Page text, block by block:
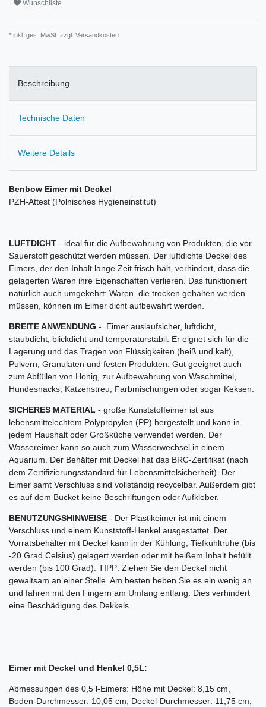
Wunschliste
* inkl. ges. MwSt. zzgl. Versandkosten
Beschreibung
Technische Daten
Weitere Details
Benbow Eimer mit Deckel
PZH-Attest (Polnisches Hygieneinstitut)
LUFTDICHT - ideal für die Aufbewahrung von Produkten, die vor
Sauerstoff geschützt werden müssen. Der luftdichte Deckel des
Eimers, der den Inhalt lange Zeit frisch hält, verhindert, dass die
gelagerten Waren ihre Eigenschaften verlieren. Das funktioniert
natürlich auch umgekehrt: Waren, die trocken gehalten werden
müssen, können im Eimer dicht aufbewahrt werden.
BREITE ANWENDUNG - Eimer auslaufsicher, luftdicht,
staubdicht, blickdicht und temperaturstabil. Er eignet sich für die
Lagerung und das Tragen von Flüssigkeiten (heiß und kalt),
Pulvern, Granulaten und festen Produkten. Gut geeignet auch
zum Abfüllen von Honig, zur Aufbewahrung von Waschmittel,
Hundesnacks, Katzenstreu, Farbmischungen oder sogar Keksen.
SICHERES MATERIAL - große Kunststoffeimer ist aus
lebensmittelechtem Polypropylen (PP) hergestellt und kann in
jedem Haushalt oder Großküche verwendet werden. Der
Wassereimer kann so auch zum Wasserwechsel in einem
Aquarium. Der Behälter mit Deckel hat das BRC-Zertifikat (nach
dem Zertifizierungsstandard für Lebensmittelsicherheit). Der
Eimer samt Verschluss sind vollständig recycelbar. Außerdem gibt
es auf dem Bucket keine Beschriftungen oder Aufkleber.
BENUTZUNGSHINWEISE - Der Plastikeimer ist mit einem
Verschluss und einem Kunststoff-Henkel ausgestattet. Der
Vorratsbehälter mit Deckel kann in der Kühlung, Tiefkühltruhe (bis
-20 Grad Celsius) gelagert werden oder mit heißem Inhalt befüllt
werden (bis 100 Grad). TIPP: Ziehen Sie den Deckel nicht
gewaltsam an einer Stelle. Am besten heben Sie es ein wenig an
und fahren mit den Fingern am Umfang entlang. Dies verhindert
eine Beschädigung des Dekkels.
Eimer mit Deckel und Henkel 0,5L:
Abmessungen des 0,5 l-Eimers: Höhe mit Deckel: 8,15 cm,
Boden-Durchmesser: 10,05 cm, Deckel-Durchmesser: 11,75 cm,